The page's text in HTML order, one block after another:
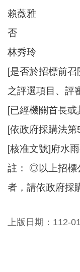
賴薇雅
否
林秀玲
[是否於招標前
之評選項目、評
[已經機關首長
[依政府採購法
[核准文號]府水
註： ◎以上招標
者，請依政府採
上版日期：112-